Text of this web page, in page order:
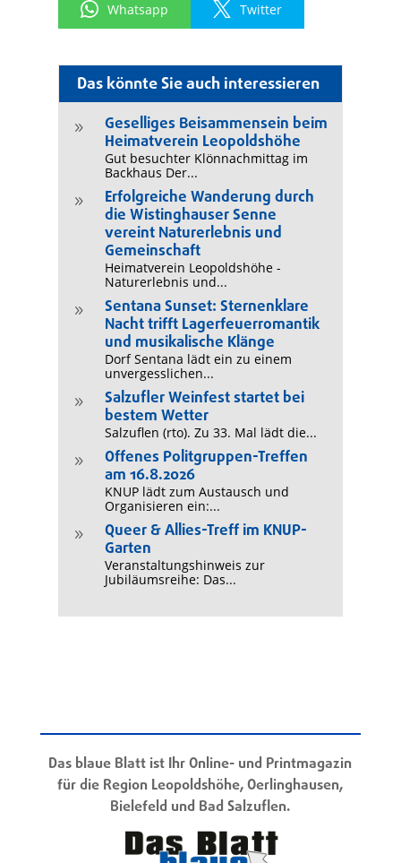
Das könnte Sie auch interessieren
9
Geselliges Beisammensein beim
Heimatverein Leopoldshöhe
Gut besuchter Klönnachmittag im
Backhaus Der...
9
Erfolgreiche Wanderung durch
die Wistinghauser Senne
vereint Naturerlebnis und
Gemeinschaft
Heimatverein Leopoldshöhe -
Naturerlebnis und...
9
Sentana Sunset: Sternenklare
Nacht trifft Lagerfeuerromantik
und musikalische Klänge
Dorf Sentana lädt ein zu einem
unvergesslichen...
9
Salzufler Weinfest startet bei
bestem Wetter
Salzuflen (rto). Zu 33. Mal lädt die...
9
Offenes Politgruppen-Treffen
am 16.8.2026
KNUP lädt zum Austausch und
Organisieren ein:...
9
Queer & Allies-Treff im KNUP-
Garten
Veranstaltungshinweis zur
Jubiläumsreihe: Das...
Whatsapp Twitter
Das blaue Blatt ist Ihr Online- und Printmagazin
für die Region Leopoldshöhe, Oerlinghausen,
Bielefeld und Bad Salzuflen.